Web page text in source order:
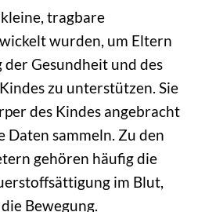
tragbare
wurden, um Eltern
Gesundheit und des
zu unterstützen. Sie
des Kindes angebracht
sammeln. Zu den
gehören häufig die
im Blut,
Bewegung.